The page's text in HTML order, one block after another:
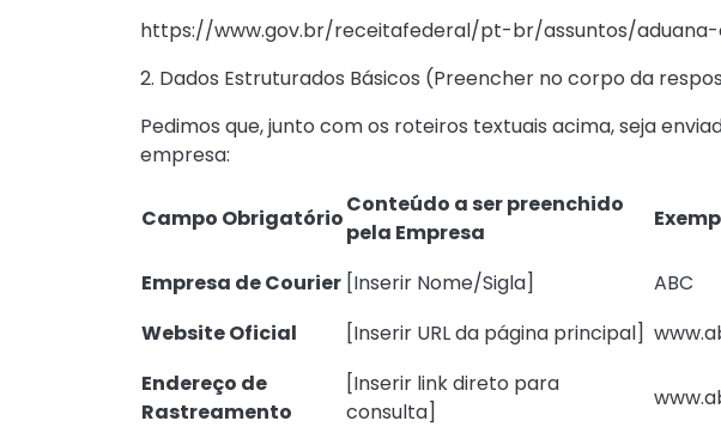
https://www.gov.br/receitafederal/pt-br/assuntos/
2. Dados Estruturados Básicos (Preencher no corpo da
Pedimos que, junto com os roteiros textuais acima, seja
empresa:
Campo Obrigatório
Conteúdo a ser preenchido
pela Empresa
Empresa de Courier [Inserir Nome/Sigla]
ABC
Website Oficial
[Inserir URL da página principal]
Endereço de
Rastreamento
[Inserir link direto para
consulta]